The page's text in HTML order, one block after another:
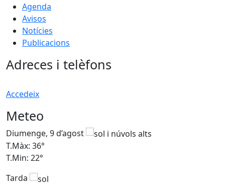
Agenda
Avisos
Notícies
Publicacions
Adreces i telèfons
Accedeix
Meteo
Diumenge, 9 d’agost
T.Màx: 36°
T.Min: 22°
Tarda